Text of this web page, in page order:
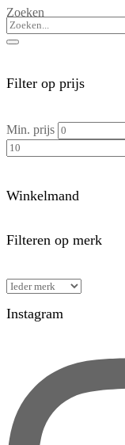
Zoeken
Filter op prijs
Min. prijs
Winkelmand
Filteren op merk
Instagram